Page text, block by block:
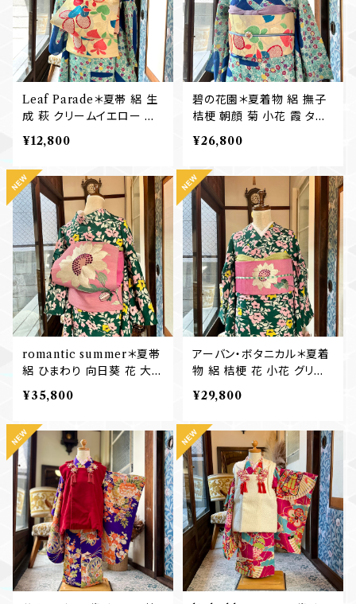
Leaf Parade＊夏帯 絽 生
成 萩 クリームイエロー 刺
繍 アンティーク夏名古屋帯
B765
¥12,800
碧の花園＊夏着物 絽 撫子
桔梗 朝顔 菊 小花 霞 ター
コイズブルー 青 アンティー
ク夏着物 B764
¥26,800
romantic summer＊夏帯
絽 ひまわり 向日葵 花 大柄
ピンク 刺繍 アンティーク夏
名古屋帯 B763
¥35,800
アーバン・ボタニカル＊夏着
物 絽 桔梗 花 小花 グリー
ン アンティーク夏着物 B76
2
¥29,800